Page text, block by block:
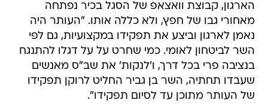
הארגון, קבוצת וואצאפ של הסגל בכיר נפתחה
מאחורי גבו של חפץ, ולא כללה אותו. "העותר היה
נאמן לארגון וביצע את תפקידו במקצועיות, גם לפי
השר לביטחון לאומי. כמי שחרט על על דגלו להתנגח
בנציבה פרי בכל דרך, ו'לנקות' את שב"ס מאנשים
שעבדו תחתיה, השר בן גביר החליט לרוקן תפקידו
של העותר מתוכן עד לסיום תפקידו".